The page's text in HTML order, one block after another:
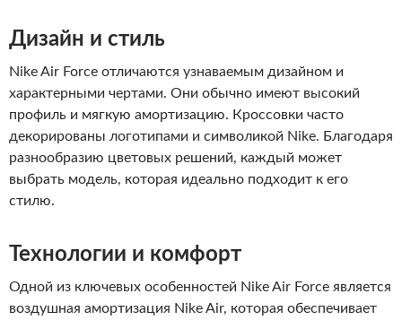
Дизайн и стиль
Nike Air Force отличаются узнаваемым дизайном и
характерными чертами. Они обычно имеют высокий
профиль и мягкую амортизацию. Кроссовки часто
декорированы логотипами и символикой Nike. Благодаря
разнообразию цветовых решений, каждый может
выбрать модель, которая идеально подходит к его
стилю.
Технологии и комфорт
Одной из ключевых особенностей Nike Air Force является
воздушная амортизация Nike Air, которая обеспечивает